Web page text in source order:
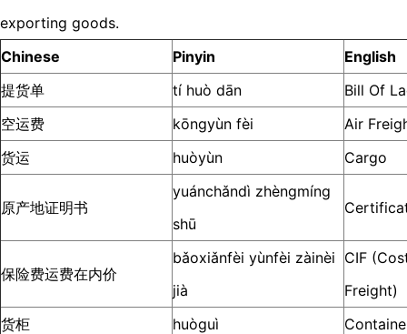
exporting goods.
Chinese
Pinyin
English
提货单
tí huò dān
Bill Of
空运费
kōngyùn fèi
Air
货运
huòyùn Cargo
原产地证明书
yuánchǎndì zhèngmíng
shū
保险费运费在内价
bǎoxiǎnfèi yùnfèi zàinèi
jià
CIF
Freight)
货柜
huòguì